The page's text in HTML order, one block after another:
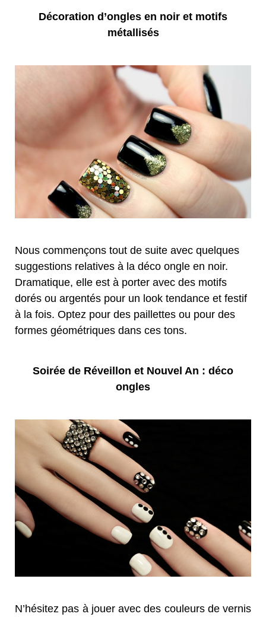
Décoration d’ongles en noir et motifs
métallisés
Nous commençons tout de suite avec quelques
suggestions relatives à la déco ongle en noir.
Dramatique, elle est à porter avec des motifs
dorés ou argentés pour un look tendance et festif
à la fois. Optez pour des paillettes ou pour des
formes géométriques dans ces tons.
Soirée de Réveillon et Nouvel An : déco
ongles
N’hésitez pas à jouer avec des couleurs de vernis